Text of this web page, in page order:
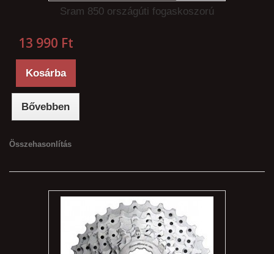
Sram 850 országúti fogaskoszorú
13 990 Ft‎
Kosárba
Bővebben
Összehasonlítás